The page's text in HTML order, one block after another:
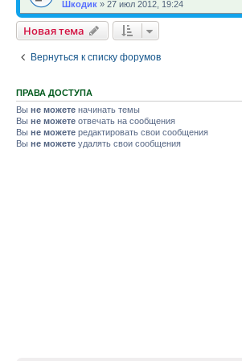
Шкодик » 27 июл 2012, 19:24
Новая тема
Вернуться к списку форумов
ПРАВА ДОСТУПА
Вы не можете начинать темы
Вы не можете отвечать на сообщения
Вы не можете редактировать свои сообщения
Вы не можете удалять свои сообщения